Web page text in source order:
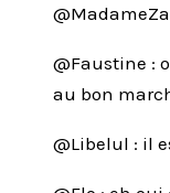
@Faustine :
au bon
@Libelul : il